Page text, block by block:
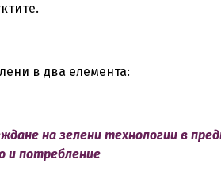
в два елемента:
на зелени технологии в
и потребление